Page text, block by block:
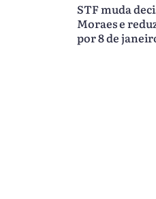
STF muda
Moraes e
por 8 de